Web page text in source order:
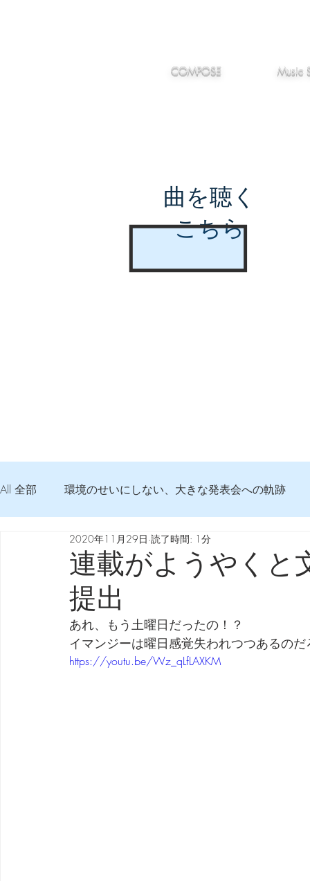
COMPOSE Music
曲を聴く
こちら
All 全部 環境のせいにしない、大きな発表会への軌跡
弦交換の記録 DTM 始める 知っておきたいコト
Imanjy Studio 使われているモノ
劇団 Avan 劇伴が出来るまでを追ったドキュメンタリー
連載がようやくと
提出
2020年11月29日 読了時間: 1分
あれ、もう土曜日だったの！？
イマンジーは曜日感覚失われつつあるのだ
https://youtu.be/Wz_qLfLAXKM